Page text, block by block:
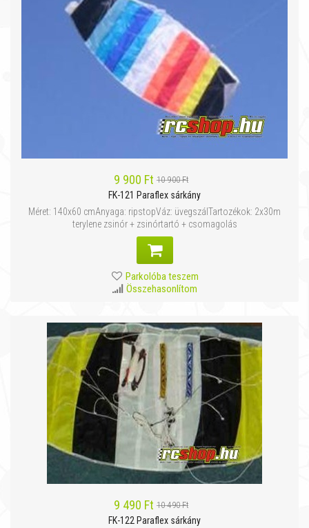
9 900 Ft 10 900 Ft
FK-121 Paraflex sárkány
Méret: 140x60 cmAnyaga: ripstopVáz: üvegszálTartozékok: 2x30m
terylene zsinór + zsinórtartó + csomagolás
Parkolóba teszem
Összehasonlítom
9 490 Ft 10 490 Ft
FK-122 Paraflex sárkány